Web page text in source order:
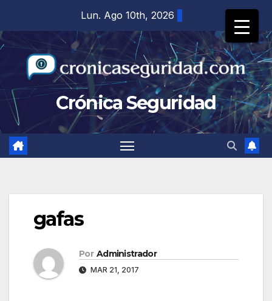
contenido
Lun. Ago 10th, 2026
Crónica Seguridad
gafas
Por Administrador
MAR 21, 2017